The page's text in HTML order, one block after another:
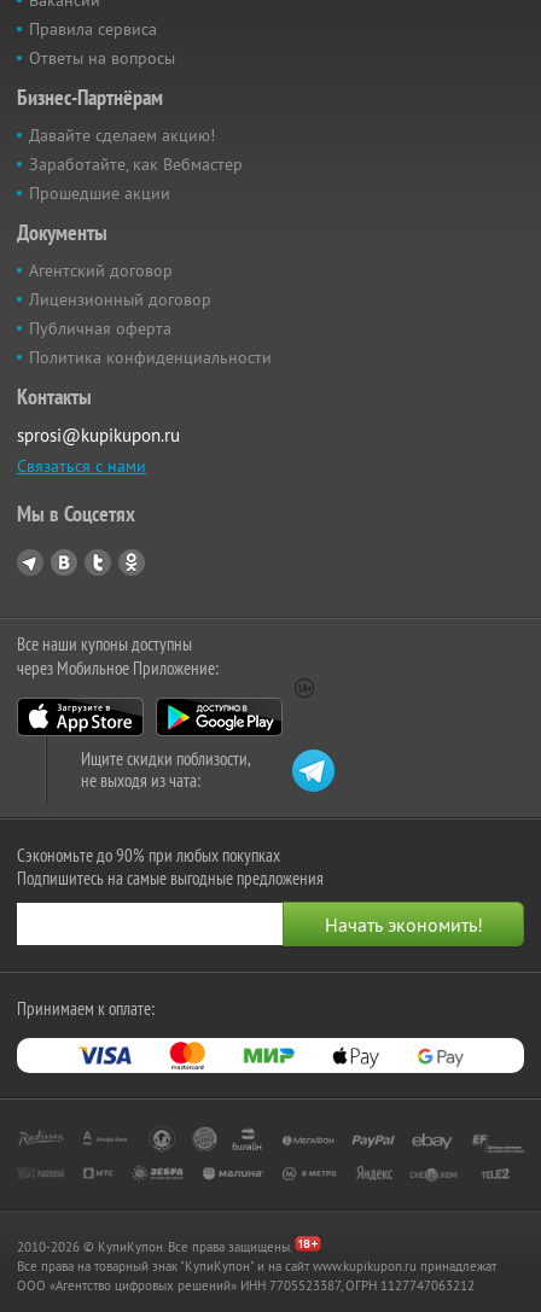
Правила сервиса
Ответы на вопросы
Бизнес-Партнёрам
Давайте сделаем акцию!
Заработайте, как Вебмастер
Прошедшие акции
Документы
Агентский договор
Лицензионный договор
Публичная оферта
Политика конфиденциальности
Контакты
sprosi@kupikupon.ru
Связаться с нами
Мы в Соцсетях
Все наши купоны доступны
через Мобильное Приложение:
Ищите скидки поблизости,
не выходя из чата:
Сэкономьте до 90% при любых покупках
Подпишитесь на самые выгодные предложения
Принимаем к оплате:
2010-2026 © КупиКупон. Все права защищены.
Все права на товарный знак "КупиКупон" и на сайт www.kupikupon.ru принадлежат
OOO «Агентство цифровых решений» ИНН 7705523387, ОГРН 1127747063212